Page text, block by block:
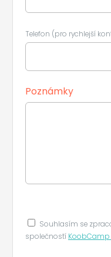
Telefon (pro rychlejší
Poznámky
Souhlasím se
společností KoobCamp